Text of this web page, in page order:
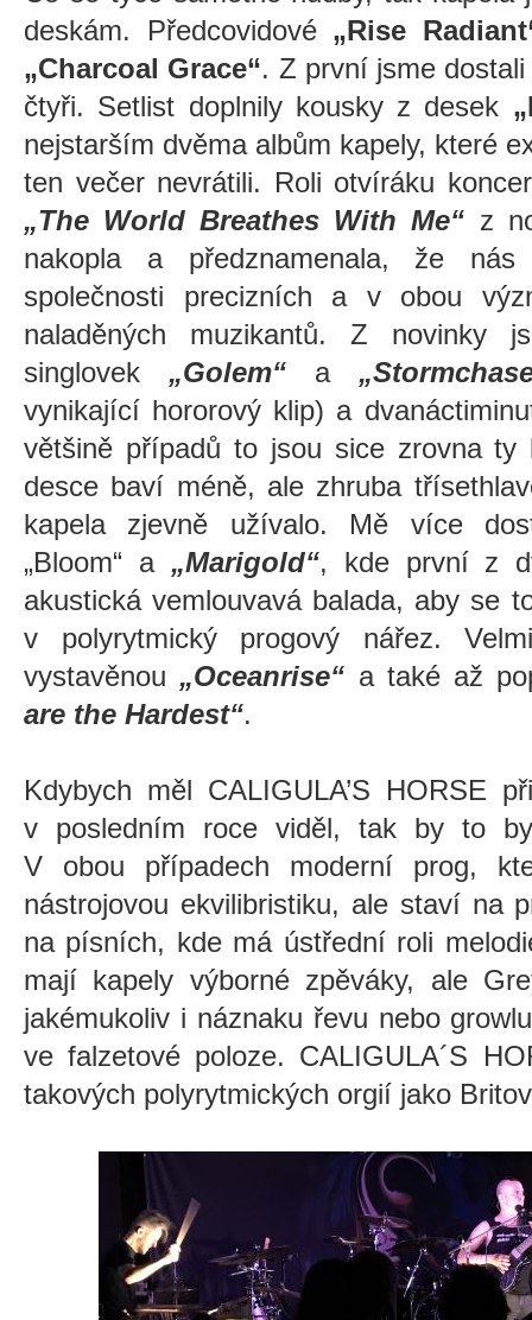
deskám. Předcovidové „Rise
„Charcoal Grace“. Z první jsme
čtyři. Setlist doplnily kousky z desek
nejstarším dvěma albům kapely, které
ten večer nevrátili. Roli otvíráku
„The World Breathes With Me“ z
nakopla a předznamenala, že
společnosti precizních a v obou
naladěných muzikantů. Z novinky
singlovek „Golem“ a
vynikající hororový klip) a
většině případů to jsou sice zrovna
desce baví méně, ale zhruba
kapela zjevně užívalo. Mě více
„Bloom“ a „Marigold“, kde první z
akustická vemlouvavá balada, aby se
v polyrytmický progový nářez.
vystavěnou „Oceanrise“ a také až
are the Hardest“.
Kdybych měl CALIGULA’S HORSE
v posledním roce viděl, tak by to
V obou případech moderní prog,
nástrojovou ekvilibristiku, ale staví na
na písních, kde má ústřední roli
mají kapely výborné zpěváky, ale
jakémukoliv i náznaku řevu nebo
ve falzetové poloze. CALIGULA´S
takových polyrytmických orgií jako